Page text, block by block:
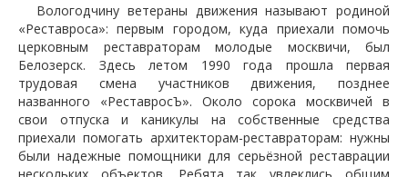
Вологодчину ветераны движения называют родиной
«Реставроса»: первым городом, куда приехали помочь
церковным реставраторам молодые москвичи, был
Белозерск. Здесь летом 1990 года прошла первая
трудовая смена участников движения, позднее
названного «РеставросЪ». Около сорока москвичей в
свои отпуска и каникулы на собственные средства
приехали помогать архитекторам-реставраторам: нужны
были надежные помощники для серьёзной реставрации